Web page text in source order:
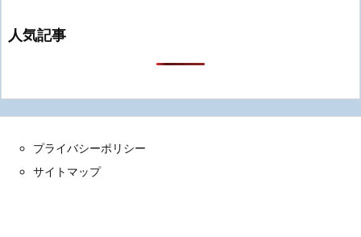
人気記事
プライバシーポリシー
サイトマップ